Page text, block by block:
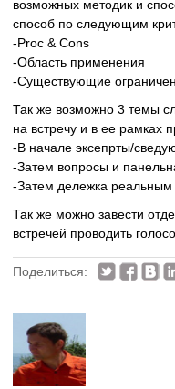
возможных методик и
способ по следующим
-Proc & Cons
-Область применения
-Существующие
Так же возможно 3 темы
на встречу и в ее рамках
-В начале эксепрты/
-Затем вопросы и
-Затем дележка реальным
Так же можно завести
встречей проводить
Поделиться: